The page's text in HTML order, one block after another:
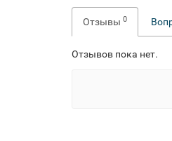
Отзывы 0
Отзывов пока нет.